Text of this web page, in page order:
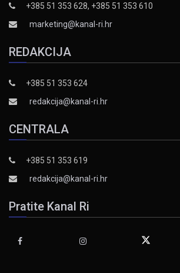
+385 51 353 628, +385 51 353 610
marketing@kanal-ri.hr
REDAKCIJA
+385 51 353 624
redakcija@kanal-ri.hr
CENTRALA
+385 51 353 619
redakcija@kanal-ri.hr
Pratite Kanal Ri